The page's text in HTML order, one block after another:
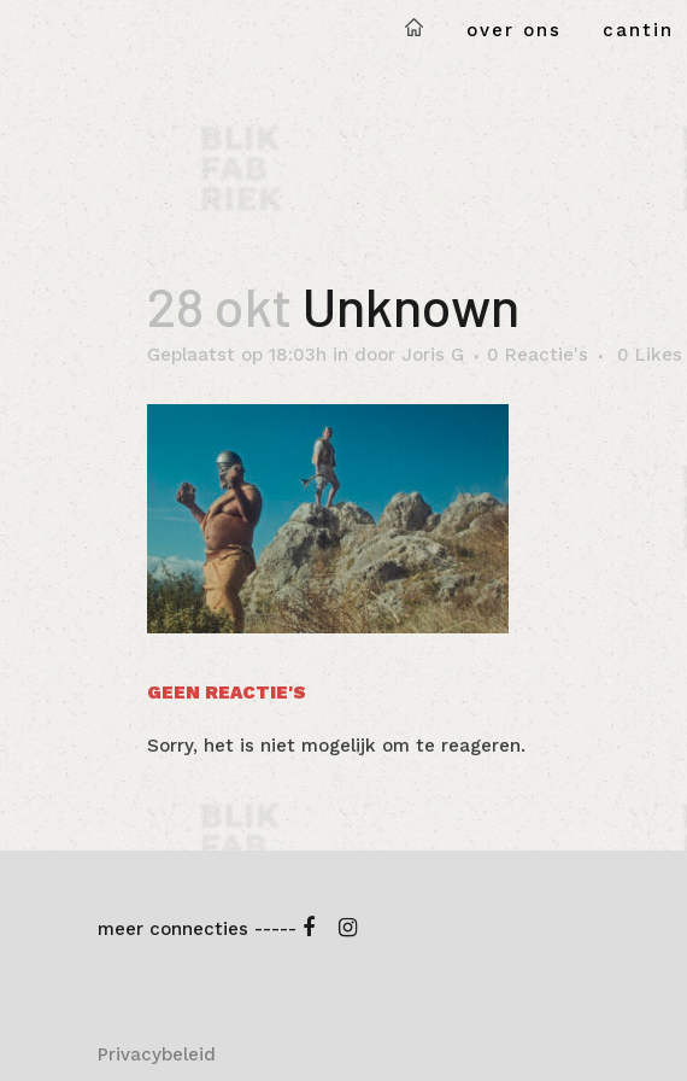
over ons cantin
28 okt Unknown
Geplaatst op 18:03h in door Joris G 0 Reactie's 0 Likes
GEEN REACTIE'S
Sorry, het is niet mogelijk om te reageren.
meer connecties -----
Privacybeleid